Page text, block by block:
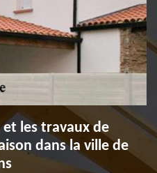
les travaux de
dans la ville de